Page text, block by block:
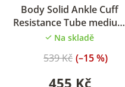
k
Body Solid Ankle Cuff
Resistance Tube medium
guma na cvičení
Na skladě
455 Kč
539 Kč (–15 %)